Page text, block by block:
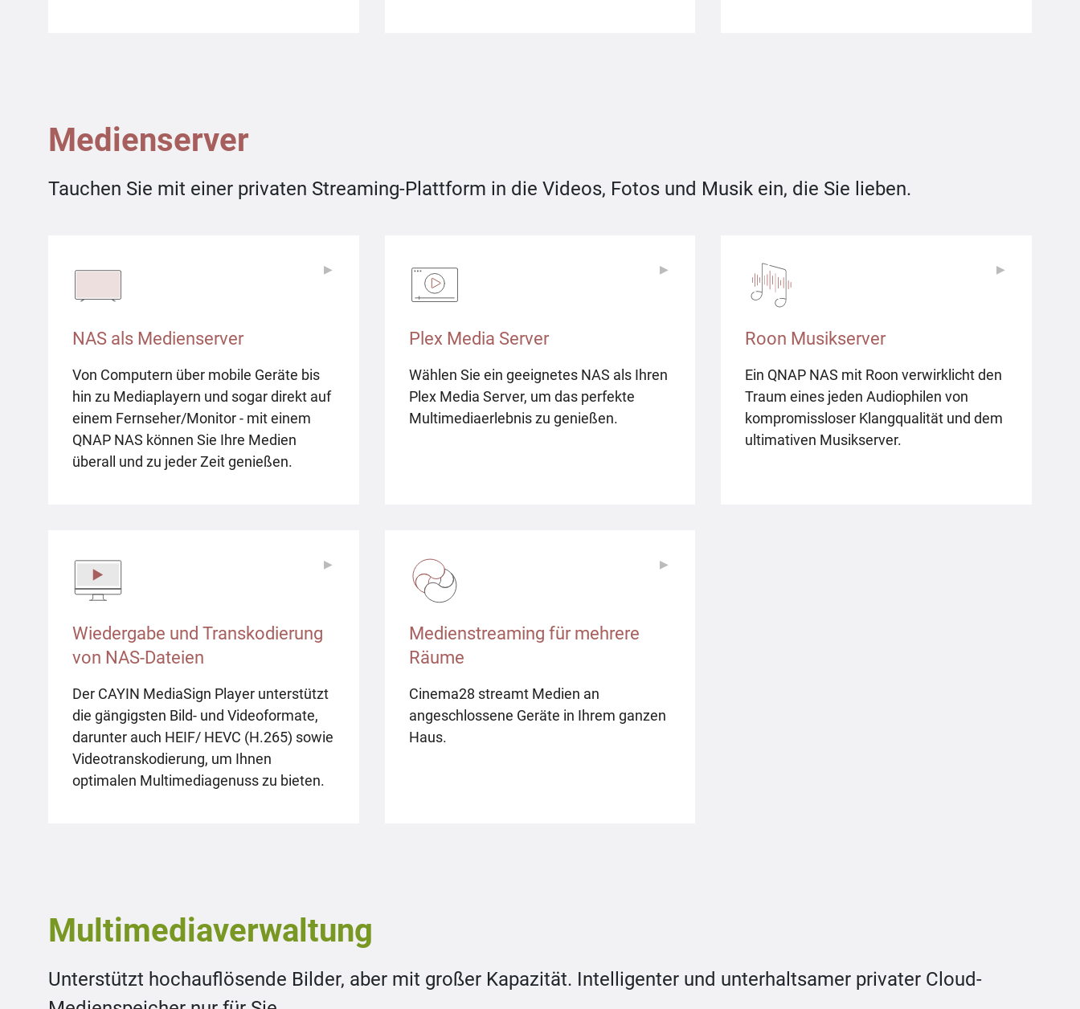
Medienserver
Tauchen Sie mit einer privaten Streaming-Plattform in die Videos, Fotos und Musik ein, die Sie lieben.
NAS als Medienserver
Von Computern über mobile Geräte bis
hin zu Mediaplayern und sogar direkt auf
einem Fernseher/Monitor - mit einem
QNAP NAS können Sie Ihre Medien
überall und zu jeder Zeit genießen.
▶
Plex Media Server
Wählen Sie ein geeignetes NAS als Ihren
Plex Media Server, um das perfekte
Multimediaerlebnis zu genießen.
▶
Roon Musikserver
Ein QNAP NAS mit Roon verwirklicht den
Traum eines jeden Audiophilen von
kompromissloser Klangqualität und dem
ultimativen Musikserver.
▶
Wiedergabe und Transkodierung
von NAS-Dateien
Der CAYIN MediaSign Player unterstützt
die gängigsten Bild- und Videoformate,
darunter auch HEIF/ HEVC (H.265) sowie
Videotranskodierung, um Ihnen
optimalen Multimediagenuss zu bieten.
▶
Medienstreaming für mehrere
Räume
Cinema28 streamt Medien an
angeschlossene Geräte in Ihrem ganzen
Haus.
▶
Multimediaverwaltung
Unterstützt hochauflösende Bilder, aber mit großer Kapazität. Intelligenter und unterhaltsamer privater Cloud-